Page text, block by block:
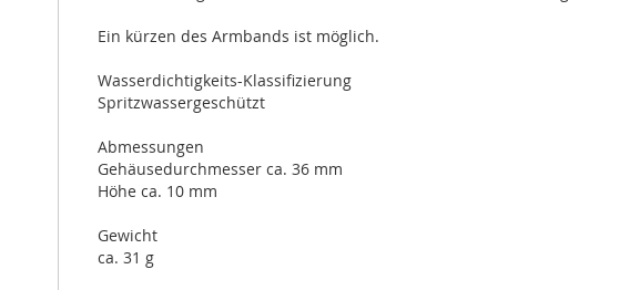
Ein kürzen des Armbands ist möglich.
Wasserdichtigkeits-Klassifizierung
Spritzwassergeschützt
Abmessungen
Gehäusedurchmesser ca. 36 mm
Höhe ca. 10 mm
Gewicht
ca. 31 g